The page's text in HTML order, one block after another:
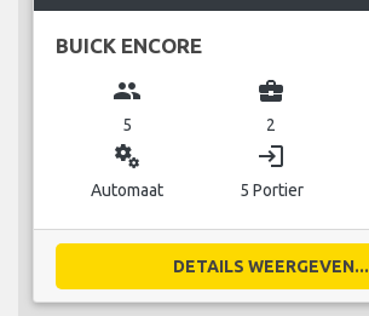
BUICK ENCORE
group
5
business_center
2
miscellaneous_services
Automaat
login
5 Portier
DETAILS WEERGEVEN...